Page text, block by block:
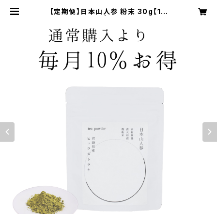
【定期便】日本山人参 粉末 30g【1ヶ